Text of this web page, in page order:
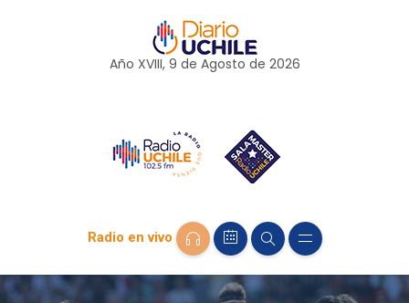
Año XVIII, 9 de Agosto de 2026
Radio en vivo